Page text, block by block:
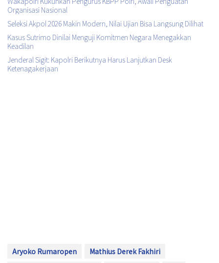
Organisasi Nasional
Seleksi Akpol 2026 Makin Modern, Nilai Ujian Bisa Langsung Dilihat
Kasus Sutrimo Dinilai Menguji Komitmen Negara Menegakkan
Keadilan
Jenderal Sigit: Kapolri Berikutnya Harus Lanjutkan Desk
Ketenagakerjaan
Aryoko Rumaropen
Mathius Derek Fakhiri